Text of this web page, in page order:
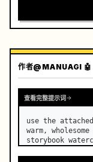
作者@MANUAGI
查看完整提示词
use the
warm,
storybook